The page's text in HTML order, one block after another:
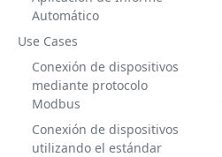
Automático
Use Cases
Conexión de dispositivos
mediante protocolo
Modbus
Conexión de dispositivos
utilizando el estándar